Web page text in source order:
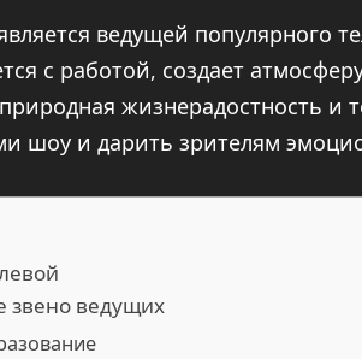
ведущей популярного
с работой, создает
жизнерадостность и
шоу и дарить зрителям
звено ведущих